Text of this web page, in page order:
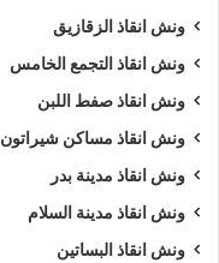
ونش انقاذ الزقازيق
ونش انقاذ التجمع الخامس
ونش انقاذ صفط اللبن
ونش انقاذ مساكن شيراتون
ونش انقاذ مدينة بدر
ونش انقاذ مدينة السلام
ونش انقاذ البساتين